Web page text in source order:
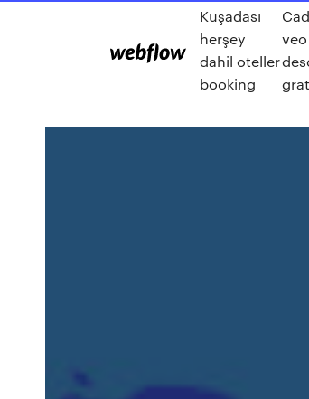
Kuşadası
herşey
dahil oteller
booking